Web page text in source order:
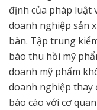
định của pháp luật
doanh nghiệp sản
bàn. Tập trung
báo thu hồi mỹ
doanh mỹ phẩm
doanh nghiệp thay
báo cáo với cơ